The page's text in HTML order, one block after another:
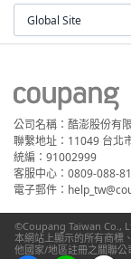
Global Site
公司名稱：酷澎股份有
聯繫地址：11049 台北
統編：91002999
客服中心：0809-088-
電子郵件：
©Coupang Taiwan Co.,
本網站上顯示的所有商標
他國家/地區註冊之關聯公